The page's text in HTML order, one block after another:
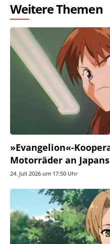
Weitere Themen
»Evangelion«-
Motorräder an
24. Juli 2026 um 17:50 Uhr